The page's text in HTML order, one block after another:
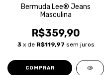
Bermuda Lee® Jeans
Masculina
R$359,90
3 x de R$119,97 sem juros
COMPRAR